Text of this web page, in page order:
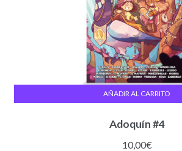
Adoquín #4
10,00€
AÑADIR AL CARRITO